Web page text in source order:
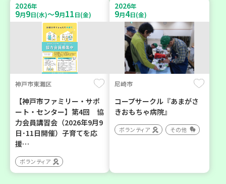
2026年
9月9日(水)～9月11日(金)
神戸市東灘区
【神戸市ファミリー・サポ
ート・センター】第4回 協
力会員講習会（2026年9月9
日･11日開催）子育てを応
援…
ボランティア
2026年
9月4日(金)
尼崎市
コープサークル『あまがさ
きおもちゃ病院』
ボランティア その他